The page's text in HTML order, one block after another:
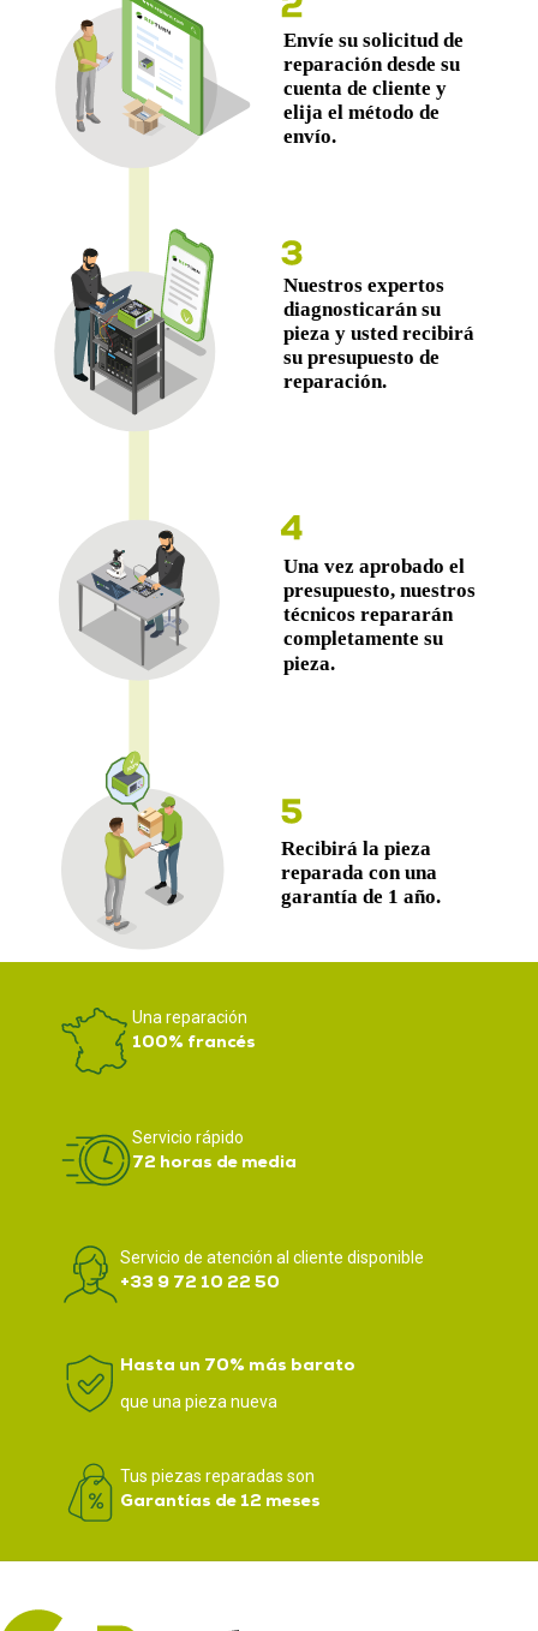
Una reparación
100% francés
Servicio rápido
72 horas de media
Servicio de atención al cliente disponible
+33 9 72 10 22 50
Hasta un 70% más barato
que una pieza nueva
Tus piezas reparadas son
Garantías de 12 meses